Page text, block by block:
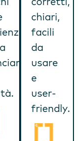
chiari,
facili
da
usare
e
user-
friendly.